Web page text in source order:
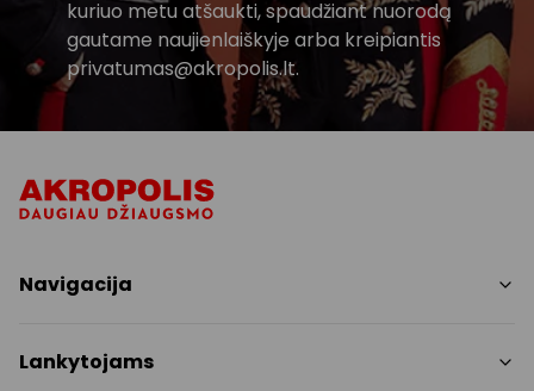
kuriuo metu atšaukti, spaudžiant nuorodą
gautame naujienlaiškyje arba kreipiantis
privatumas@akropolis.lt.
Navigacija
Paslaugos
Lankytojams